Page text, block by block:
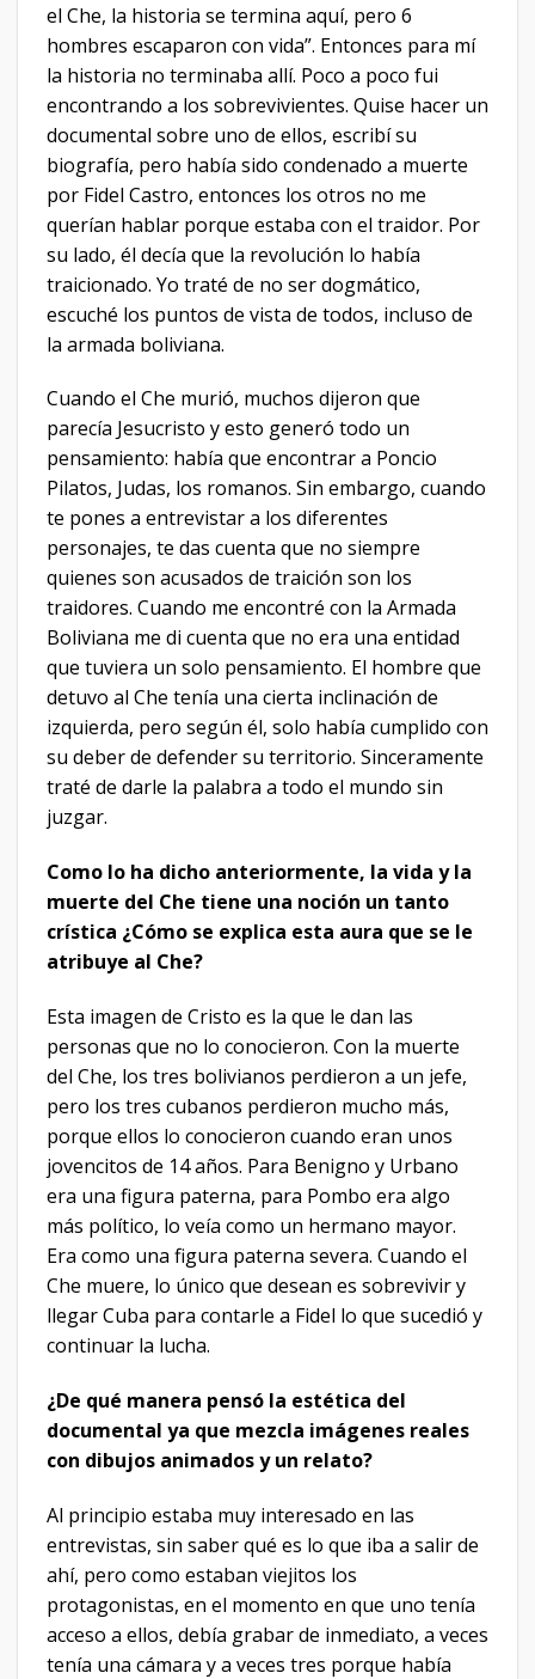
el Che, la historia se termina aquí, pero 6
hombres escaparon con vida”. Entonces para mí
la historia no terminaba allí. Poco a poco fui
encontrando a los sobrevivientes. Quise hacer un
documental sobre uno de ellos, escribí su
biografía, pero había sido condenado a muerte
por Fidel Castro, entonces los otros no me
querían hablar porque estaba con el traidor. Por
su lado, él decía que la revolución lo había
traicionado. Yo traté de no ser dogmático,
escuché los puntos de vista de todos, incluso de
la armada boliviana.
Cuando el Che murió, muchos dijeron que
parecía Jesucristo y esto generó todo un
pensamiento: había que encontrar a Poncio
Pilatos, Judas, los romanos. Sin embargo, cuando
te pones a entrevistar a los diferentes
personajes, te das cuenta que no siempre
quienes son acusados de traición son los
traidores. Cuando me encontré con la Armada
Boliviana me di cuenta que no era una entidad
que tuviera un solo pensamiento. El hombre que
detuvo al Che tenía una cierta inclinación de
izquierda, pero según él, solo había cumplido con
su deber de defender su territorio. Sinceramente
traté de darle la palabra a todo el mundo sin
juzgar.
Como lo ha dicho anteriormente, la vida y la
muerte del Che tiene una noción un tanto
crística ¿Cómo se explica esta aura que se le
atribuye al Che?
Esta imagen de Cristo es la que le dan las
personas que no lo conocieron. Con la muerte
del Che, los tres bolivianos perdieron a un jefe,
pero los tres cubanos perdieron mucho más,
porque ellos lo conocieron cuando eran unos
jovencitos de 14 años. Para Benigno y Urbano
era una figura paterna, para Pombo era algo
más político, lo veía como un hermano mayor.
Era como una figura paterna severa. Cuando el
Che muere, lo único que desean es sobrevivir y
llegar Cuba para contarle a Fidel lo que sucedió y
continuar la lucha.
¿De qué manera pensó la estética del
documental ya que mezcla imágenes reales
con dibujos animados y un relato?
Al principio estaba muy interesado en las
entrevistas, sin saber qué es lo que iba a salir de
ahí, pero como estaban viejitos los
protagonistas, en el momento en que uno tenía
acceso a ellos, debía grabar de inmediato, a veces
tenía una cámara y a veces tres porque había